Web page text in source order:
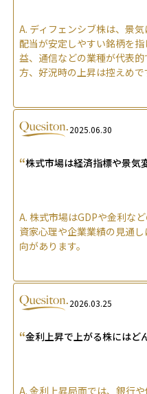
A. ディフェンシブ株は、景
配当が安定しやすい銘柄を
益、通信などの業種が代表
方、好況時の上昇は控えめで
2025.06.30
“株式市場は経済指標や景気
A. 株式市場はGDPや金利な
資家心理や企業業績の見通
向があります。
2026.03.25
“金利上昇で上がる株にはど
A. 金利上昇局面では、銀行